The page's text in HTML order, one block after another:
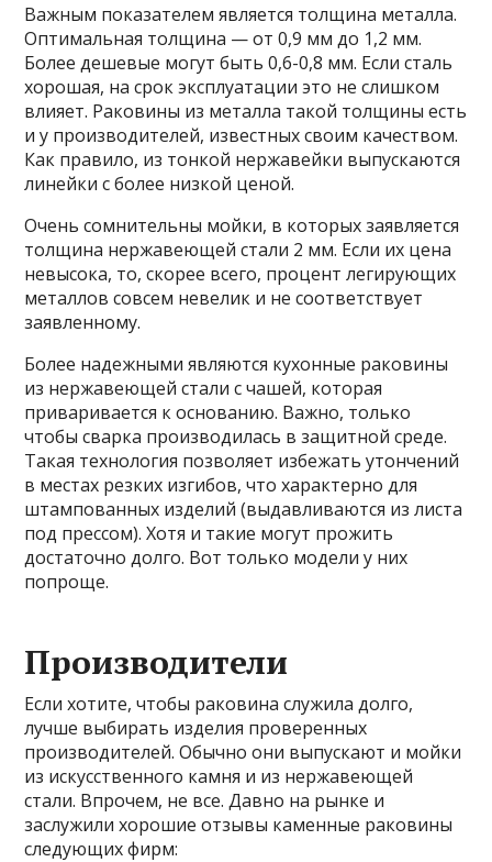
Важным показателем является толщина металла.
Оптимальная толщина — от 0,9 мм до 1,2 мм.
Более дешевые могут быть 0,6-0,8 мм. Если сталь
хорошая, на срок эксплуатации это не слишком
влияет. Раковины из металла такой толщины есть
и у производителей, известных своим качеством.
Как правило, из тонкой нержавейки выпускаются
линейки с более низкой ценой.
Очень сомнительны мойки, в которых заявляется
толщина нержавеющей стали 2 мм. Если их цена
невысока, то, скорее всего, процент легирующих
металлов совсем невелик и не соответствует
заявленному.
Более надежными являются кухонные раковины
из нержавеющей стали с чашей, которая
приваривается к основанию. Важно, только
чтобы сварка производилась в защитной среде.
Такая технология позволяет избежать утончений
в местах резких изгибов, что характерно для
штампованных изделий (выдавливаются из листа
под прессом). Хотя и такие могут прожить
достаточно долго. Вот только модели у них
попроще.
Производители
Если хотите, чтобы раковина служила долго,
лучше выбирать изделия проверенных
производителей. Обычно они выпускают и мойки
из искусственного камня и из нержавеющей
стали. Впрочем, не все. Давно на рынке и
заслужили хорошие отзывы каменные раковины
следующих фирм: